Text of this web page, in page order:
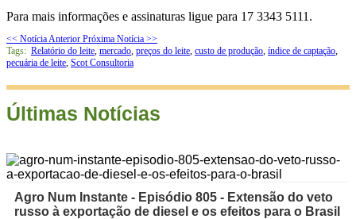
Para mais informações e assinaturas ligue para 17 3343 5111.
<< Notícia Anterior Próxima Notícia >>
Tags: Relatório do leite, mercado, preços do leite, custo de produção, índice de captação,
pecuária de leite, Scot Consultoria
Últimas Notícias
Agro Num Instante - Episódio 805 - Extensão do veto
russo à exportação de diesel e os efeitos para o Brasil